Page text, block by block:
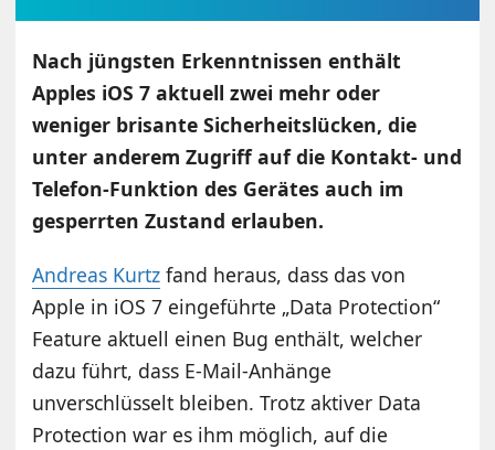
Nach jüngsten Erkenntnissen enthält
Apples iOS 7 aktuell zwei mehr oder
weniger brisante Sicherheitslücken, die
unter anderem Zugriff auf die Kontakt- und
Telefon-Funktion des Gerätes auch im
gesperrten Zustand erlauben.
Andreas Kurtz fand heraus, dass das von
Apple in iOS 7 eingeführte „Data Protection“
Feature aktuell einen Bug enthält, welcher
dazu führt, dass E-Mail-Anhänge
unverschlüsselt bleiben. Trotz aktiver Data
Protection war es ihm möglich, auf die